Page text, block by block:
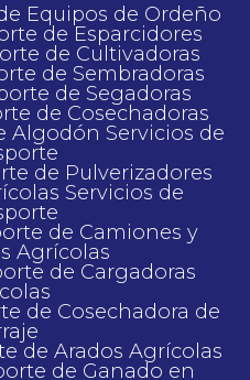
Еquipos de Оrdeño
de Esparcidores
de Cultivadoras
de Sembradoras
de Segadoras
de Cosechadoras
Algodón Servicios de
de Pulverizadores
Servicios de
de Camiones y
Agrícolas
de Cargadoras
de Cosechadora de
de Arados Agrícolas
de Ganado en